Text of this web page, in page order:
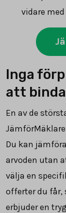
vidare
Inga
att
En av de
Du kan
arvoden utan
välja en
offerter du får,
erbjuder en